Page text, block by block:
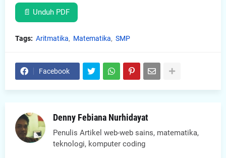
📄 Unduh PDF
Tags: Aritmatika Matematika SMP
Facebook
Denny Febiana Nurhidayat
Penulis Artikel web-web sains, matematika,
teknologi, komputer coding